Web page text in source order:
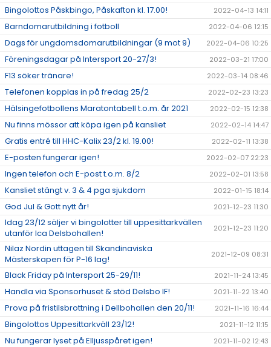
Bingolottos Påskbingo, Påskafton kl. 17.00! 2022-04-13 14:11
Barndomarutbildning i fotboll 2022-04-06 12:15
Dags för ungdomsdomarutbildningar (9 mot 9) 2022-04-06 10:25
Föreningsdagar på Intersport 20-27/3! 2022-03-21 17:00
F13 söker tränare! 2022-03-14 08:46
Telefonen kopplas in på fredag 25/2 2022-02-23 13:23
Hälsingefotbollens Maratontabell t.o.m. år 2021 2022-02-15 12:38
Nu finns mössor att köpa igen på kansliet 2022-02-14 14:47
Gratis entré till HHC-Kalix 23/2 kl. 19.00! 2022-02-11 13:38
E-posten fungerar igen! 2022-02-07 22:23
Ingen telefon och E-post t.o.m. 8/2 2022-02-01 13:58
Kansliet stängt v. 3 & 4 pga sjukdom 2022-01-15 18:14
God Jul & Gott nytt år! 2021-12-23 11:30
Idag 23/12 säljer vi bingolotter till uppesittarkvällen
utanför Ica Delsbohallen!
2021-12-23 11:20
Nilaz Nordin uttagen till Skandinaviska
Mästerskapen för P-16 lag!
2021-12-09 08:31
Black Friday på Intersport 25-29/11! 2021-11-24 13:45
Handla via Sponsorhuset & stöd Delsbo IF! 2021-11-22 13:40
Prova på fristilsbrottning i Dellbohallen den 20/11! 2021-11-16 16:44
Bingolottos Uppesittarkväll 23/12! 2021-11-12 11:15
Nu fungerar lyset på Elljusspåret igen! 2021-11-02 12:43